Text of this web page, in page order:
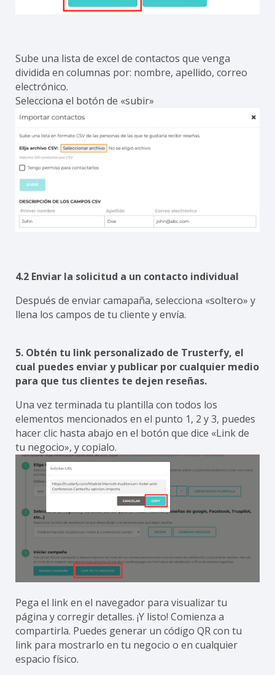
Sube una lista de excel de contactos que venga
dividida en columnas por: nombre, apellido, correo
electrónico.
Selecciona el botón de «subir»
4.2 Enviar la solicitud a un contacto individual
Después de enviar camapaña, selecciona «soltero» y
llena los campos de tu cliente y envía.
5. Obtén tu link personalizado de Trusterfy, el
cual puedes enviar y publicar por cualquier medio
para que tus clientes te dejen reseñas.
Una vez terminada tu plantilla con todos los
elementos mencionados en el punto 1, 2 y 3, puedes
hacer clic hasta abajo en el botón que dice «Link de
tu negocio», y copialo.
Pega el link en el navegador para visualizar tu
página y corregir detalles. ¡Y listo! Comienza a
compartirla. Puedes generar un código QR con tu
link para mostrarlo en tu negocio o en cualquier
espacio físico.